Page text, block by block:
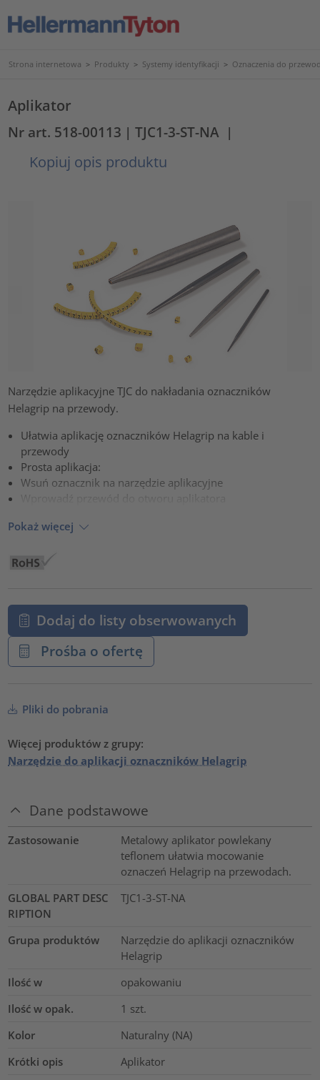
Strona internetowa > Produkty > Systemy identyfikacji > Oznaczenia do
Aplikator
Nr art. 518-00113 | TJC1-3-ST-NA |
Kopiuj opis produktu
Narzędzie aplikacyjne TJC do nakładania oznaczników
Helagrip na przewody.
Ułatwia aplikację oznaczników Helagrip na kable i
przewody
Prosta aplikacja:
Wsuń oznacznik na narzędzie aplikacyjne
Pokaż więcej
Dodaj do listy obserwowanych
Prośba o ofertę
Pliki do pobrania
Więcej produktów z grupy:
Narzędzie do aplikacji oznaczników Helagrip
Dane podstawowe
Zastosowanie
Metalowy aplikator powlekany
teflonem ułatwia mocowanie
oznaczeń Helagrip na przewodach.
GLOBAL PART DESC
RIPTION
TJC1-3-ST-NA
Grupa produktów
Narzędzie do aplikacji oznaczników
Helagrip
Ilość w
opakowaniu
Ilość w opak.
1 szt.
Kolor
Naturalny (NA)
Krótki opis
Aplikator